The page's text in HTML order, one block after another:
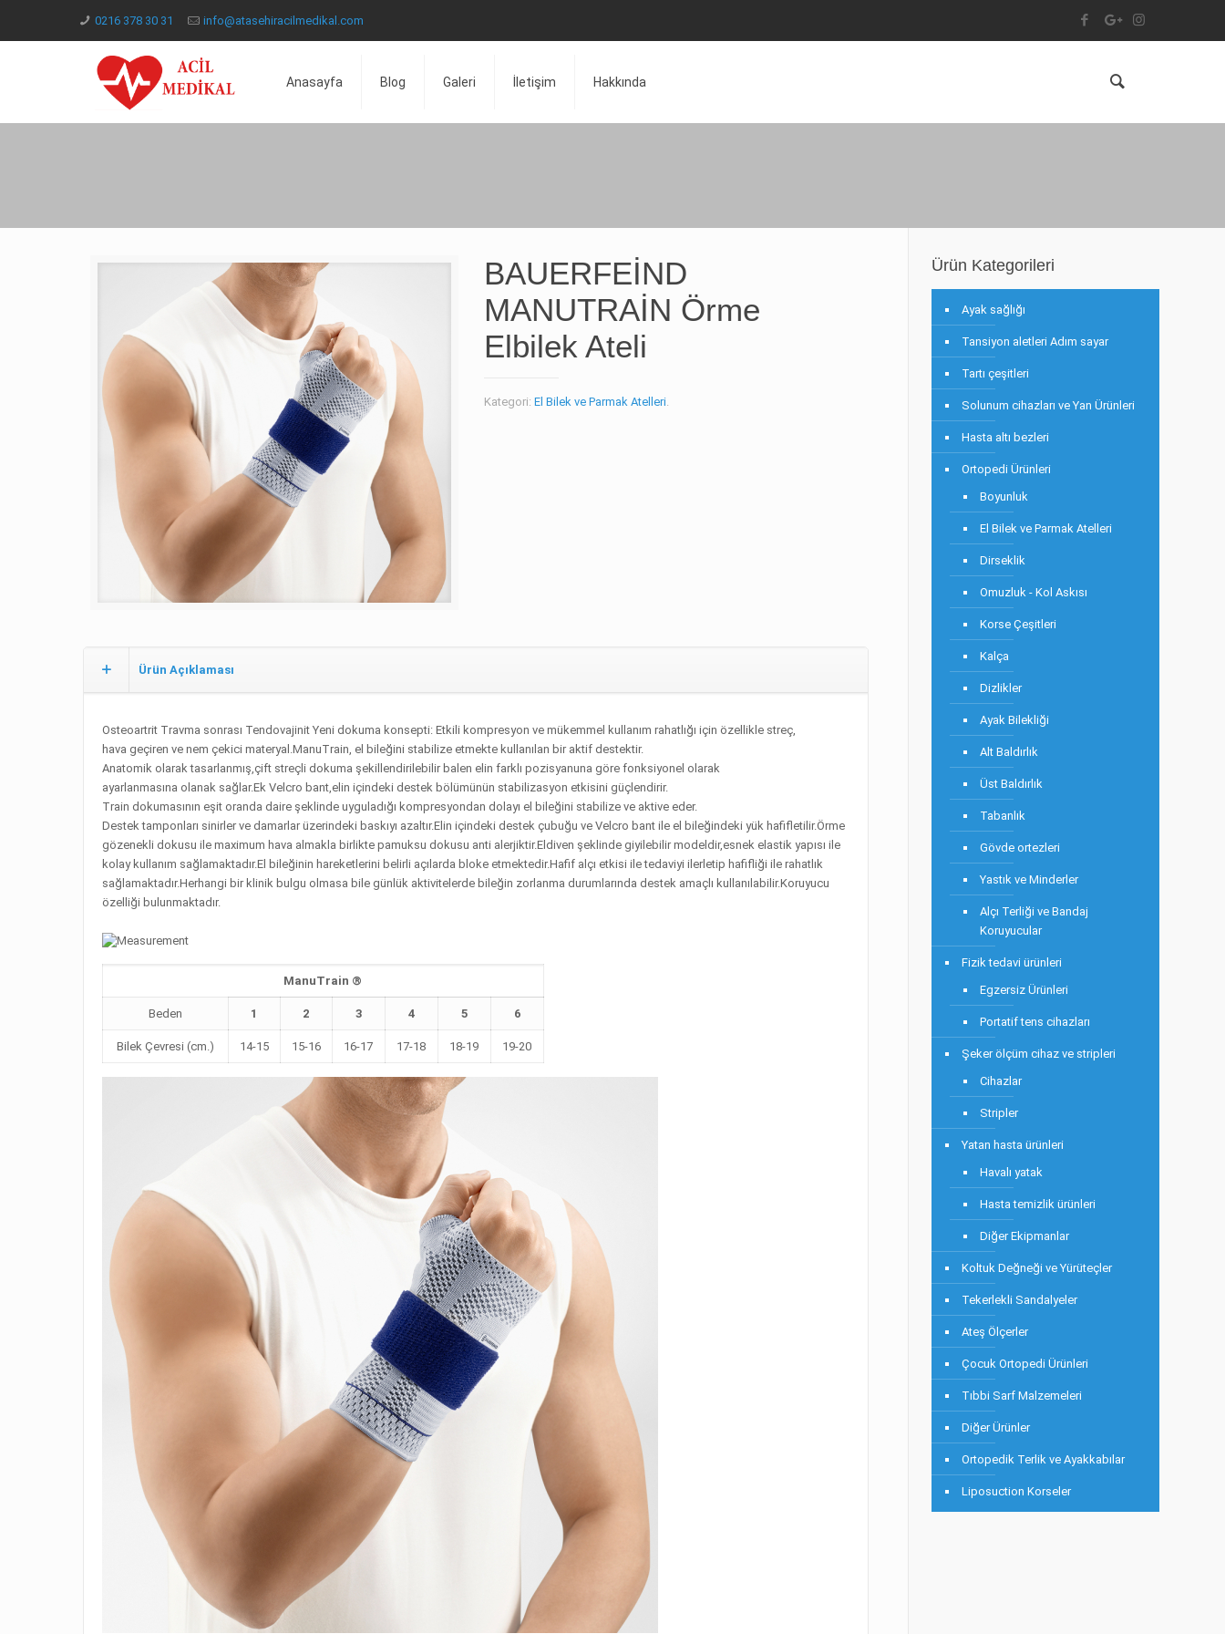
0216 378 30 31 info@atasehiracilmedikal.com
Anasayfa Blog Galeri İletişim Hakkında
BAUERFEİND
MANUTRAİN Örme
Elbilek Ateli
Kategori: El Bilek ve Parmak Atelleri.
Ürün Açıklaması
Osteoartrit Travma sonrası Tendovajinit Yeni dokuma konsepti: Etkili kompresyon ve mükemmel kullanım rahatlığı için özellikle streç,
hava geçiren ve nem çekici materyal.ManuTrain, el bileğini stabilize etmekte kullanılan bir aktif destektir.
Anatomik olarak tasarlanmış,çift streçli dokuma şekillendirilebilir balen elin farklı pozisyanuna göre fonksiyonel olarak
ayarlanmasına olanak sağlar.Ek Velcro bant,elin içindeki destek bölümünün stabilizasyon etkisini güçlendirir.
Train dokumasının eşit oranda daire şeklinde uyguladığı kompresyondan dolayı el bileğini stabilize ve aktive eder.
Destek tamponları sinirler ve damarlar üzerindeki baskıyı azaltır.Elin içindeki destek çubuğu ve Velcro bant ile el bileğindeki yük hafifletilir.Örme
gözenekli dokusu ile maximum hava almakla birlikte pamuksu dokusu anti alerjiktir.Eldiven şeklinde giyilebilir modeldir,esnek elastik yapısı ile
kolay kullanım sağlamaktadır.El bileğinin hareketlerini belirli açılarda bloke etmektedir.Hafif alçı etkisi ile tedaviyi ilerletip hafifliği ile rahatlık
sağlamaktadır.Herhangi bir klinik bulgu olmasa bile günlük aktivitelerde bileğin zorlanma durumlarında destek amaçlı kullanılabilir.Koruyucu
özelliği bulunmaktadır.
ManuTrain ®
Beden 1 2 3 4 5 6
Bilek Çevresi (cm.) 14-15 15-16 16-17 17-18 18-19 19-20
Ürün Kategorileri
Ayak sağlığı
Tansiyon aletleri Adım sayar
Tartı çeşitleri
Solunum cihazları ve Yan Ürünleri
Hasta altı bezleri
Ortopedi Ürünleri
Boyunluk
El Bilek ve Parmak Atelleri
Dirseklik
Omuzluk - Kol Askısı
Korse Çeşitleri
Kalça
Dizlikler
Ayak Bilekliği
Alt Baldırlık
Üst Baldırlık
Tabanlık
Gövde ortezleri
Yastık ve Minderler
Alçı Terliği ve Bandaj
Koruyucular
Fizik tedavi ürünleri
Egzersiz Ürünleri
Portatif tens cihazları
Şeker ölçüm cihaz ve stripleri
Cihazlar
Stripler
Yatan hasta ürünleri
Havalı yatak
Hasta temizlik ürünleri
Diğer Ekipmanlar
Koltuk Değneği ve Yürüteçler
Tekerlekli Sandalyeler
Ateş Ölçerler
Çocuk Ortopedi Ürünleri
Tıbbi Sarf Malzemeleri
Diğer Ürünler
Ortopedik Terlik ve Ayakkabılar
Liposuction Korseler